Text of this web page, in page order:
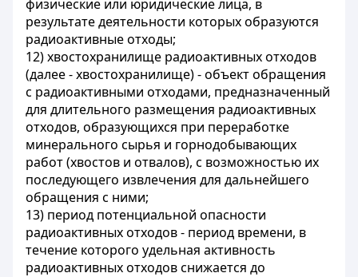
физические или юридические лица, в
результате деятельности которых образуются
радиоактивные отходы;
12) хвостохранилище радиоактивных отходов
(далее - хвостохранилище) - объект обращения
с радиоактивными отходами, предназначенный
для длительного размещения радиоактивных
отходов, образующихся при переработке
минерального сырья и горнодобывающих
работ (хвостов и отвалов), с возможностью их
последующего извлечения для дальнейшего
обращения с ними;
13) период потенциальной опасности
радиоактивных отходов - период времени, в
течение которого удельная активность
радиоактивных отходов снижается до